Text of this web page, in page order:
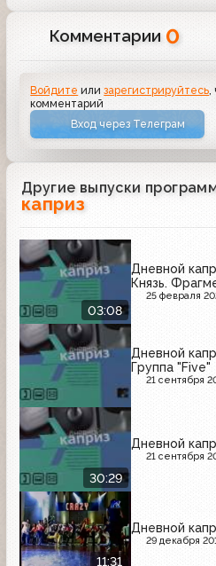
Комментарии 0
Войдите илизарегистрируйтесь
комментарий
Вход через Телеграм
Другие выпуски
каприз
03:08
Дневной
Князь.
25 февраля
Дневной
Группа "Five"
21 сентября
30:29
Дневной
21 сентября
11:31
Дневной
29 декабря